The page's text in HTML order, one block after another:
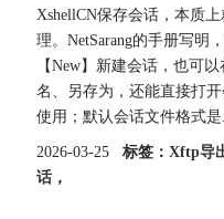
XshellCN保存会话，本质
理。NetSarang的手册写明
【New】新建会话，也可
名、另存为，还能直接打
使用；默认会话文件格式是
2026-03-25 标签： Xftp导
话，